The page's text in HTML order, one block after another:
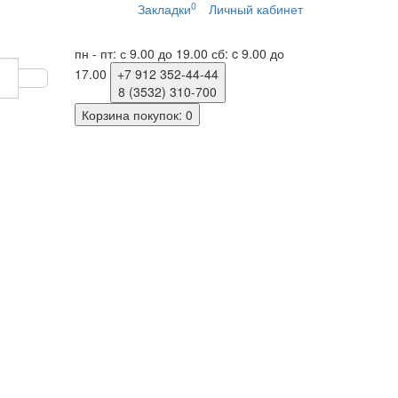
Закладки0 Личный кабинет
пн - пт: с 9.00 до 19.00 сб: c 9.00 до
17.00
+7 912 352-44-44
8 (3532) 310-700
Корзинапокупок: 0